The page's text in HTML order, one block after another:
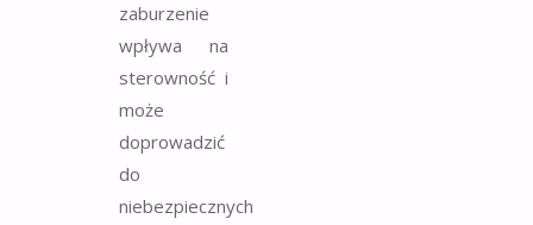
zaburzenie
wpływa na
sterowność i
może
doprowadzić
do
niebezpiecznych